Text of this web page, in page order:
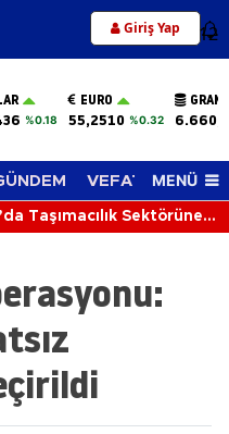
Giriş Yap 12
%0.18
EURO
55,2510 %0.32
VEFAT EDENLER
MENÜ
Taşımacılık Sektörüne